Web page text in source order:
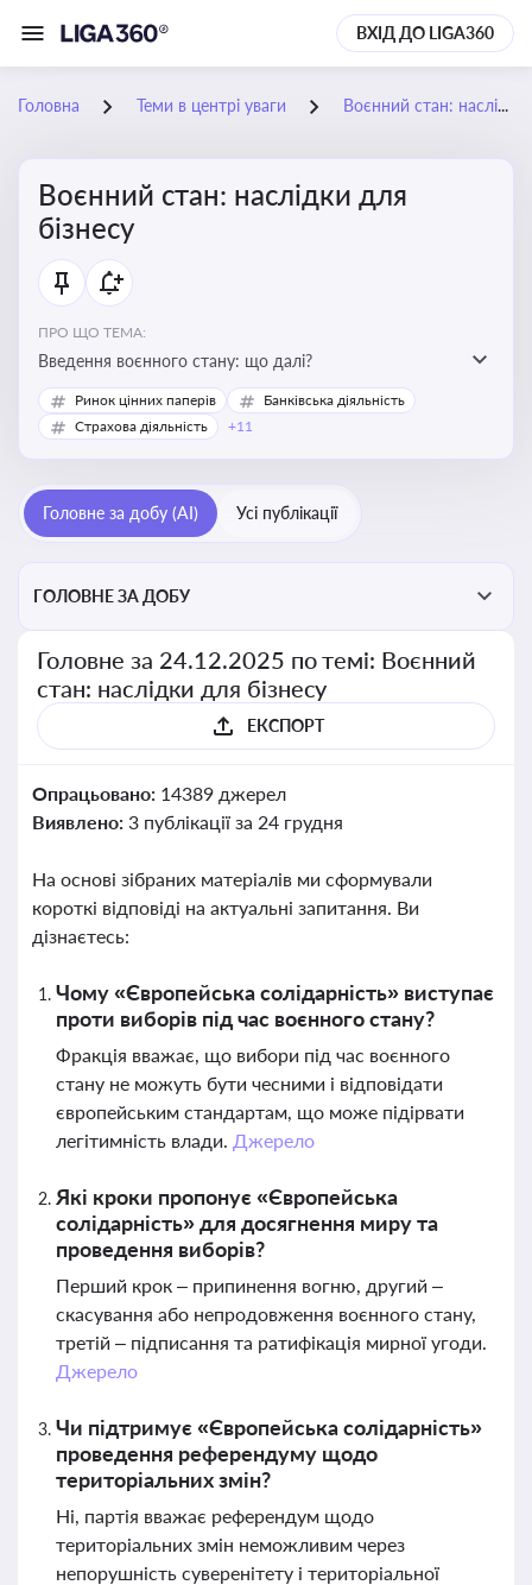
ВХІД ДО LIGA360
Головна Теми в центрі уваги Воєнний стан: наслідки для бізнесу
Воєнний стан: наслідки для
бізнесу
ПРО ЩО ТЕМА:
Введення воєнного стану: що далі?
Ринок цінних паперів
Банківська діяльність
Страхова діяльність
+11
Головне за добу (AI) Усі публікації
ГОЛОВНЕ ЗА ДОБУ
Головне за 24.12.2025 по темі: Воєнний
стан: наслідки для бізнесу
ЕКСПОРТ
Опрацьовано: 14389 джерел
Виявлено: 3 публікації за 24 грудня
На основі зібраних матеріалів ми сформували
короткі відповіді на актуальні запитання. Ви
дізнаєтесь:
Чому «Європейська солідарність» виступає
проти виборів під час воєнного стану?
Фракція вважає, що вибори під час воєнного
стану не можуть бути чесними і відповідати
європейським стандартам, що може підірвати
легітимність влади. Джерело
Які кроки пропонує «Європейська
солідарність» для досягнення миру та
проведення виборів?
Перший крок – припинення вогню, другий –
скасування або непродовження воєнного стану,
третій – підписання та ратифікація мирної угоди.
Джерело
Чи підтримує «Європейська солідарність»
проведення референдуму щодо
територіальних змін?
Ні, партія вважає референдум щодо
територіальних змін неможливим через
непорушність суверенітету і територіальної